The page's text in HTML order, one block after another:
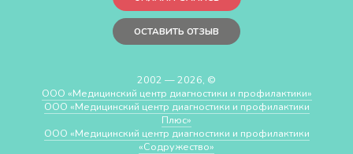
ОСТАВИТЬ ОТЗЫВ
2002 — 2026, ©
ООО «Медицинский центр диагностики и профилактики»
ООО «Медицинский центр диагностики и профилактики
Плюс»
ООО «Медицинский центр диагностики и профилактики
«Cодружество»